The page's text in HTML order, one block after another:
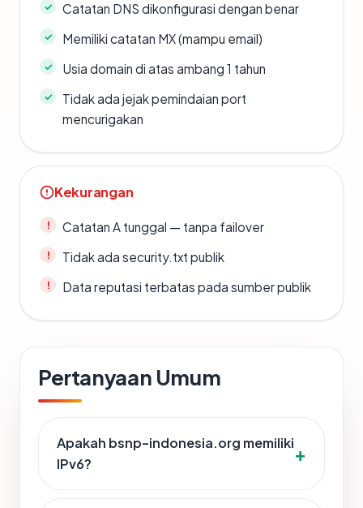
Catatan DNS dikonfigurasi dengan benar
Memiliki catatan MX (mampu email)
Usia domain di atas ambang 1 tahun
Tidak ada jejak pemindaian port
mencurigakan
Kekurangan
Catatan A tunggal — tanpa failover
Tidak ada security.txt publik
Data reputasi terbatas pada sumber publik
Pertanyaan Umum
Apakah bsnp-indonesia.org memiliki
IPv6?